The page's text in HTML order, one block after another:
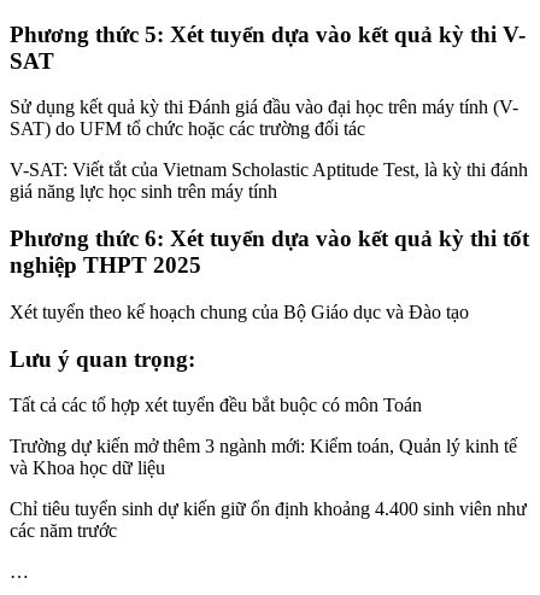
Phương thức 5: Xét tuyển dựa vào kết quả kỳ thi V-
SAT
Sử dụng kết quả kỳ thi Đánh giá đầu vào đại học trên máy tính (V-
SAT) do UFM tổ chức hoặc các trường đối tác
V-SAT: Viết tắt của Vietnam Scholastic Aptitude Test, là kỳ thi đánh
giá năng lực học sinh trên máy tính
Phương thức 6: Xét tuyển dựa vào kết quả kỳ thi tốt
nghiệp THPT 2025
Xét tuyển theo kế hoạch chung của Bộ Giáo dục và Đào tạo
Lưu ý quan trọng:
Tất cả các tổ hợp xét tuyển đều bắt buộc có môn Toán
Trường dự kiến mở thêm 3 ngành mới: Kiểm toán, Quản lý kinh tế
và Khoa học dữ liệu
Chỉ tiêu tuyển sinh dự kiến giữ ổn định khoảng 4.400 sinh viên như
các năm trước
…